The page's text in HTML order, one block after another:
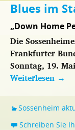
Blues im
„Down Home
Die
Frankfurter
Sonntag, 19.
Weiterlesen →
Sossenheim
Schreiben Sie